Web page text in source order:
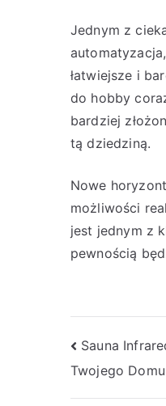
Jednym z
łatwiejsze i
do hobby
bardziej
tą dziedziną.
Nowe
możliwości
jest jednym z
pewnością
wpisu
Sauna
Twojego Domu